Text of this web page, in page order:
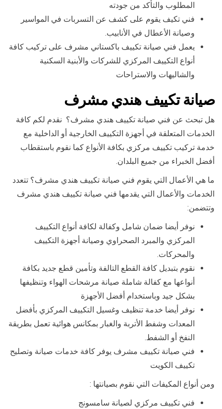
المطلوب والتأكد من جودته
فني تكيف يقوم على كشف عن التسربات في المواسير
وصيانة الأعطال في الأنابيب.
يعمل فني صيانة تكييف باكستاني مشرف على تركيب كافة
أنواع التكييف المركزي للشركات والأبنية السكنية
والشاليهات والاستراحات
صيانة تكييف هندي مشرف
هل تبحث عن فني صيانة تكييف هندي مشرف؟ نقدم لكم كافة
الخدمات المتعلقة في أجهزة التكييف الخارجية أو الداخلية مع
خدمة تركيب تكييف مركزي بكافة الأنواع كما نقوم باستقطاب
أفضل الخبراء من جميع البلدان.
ما هي الأعمال التي يقوم فني صيانة تكييف هندي مشرف؟ تتعدد
الخدمات والأعمال التي يقدمها فني صيانة تكييف هندي مشرف
وتتضمن:
نوفر أيضا ضمان شامل وكفالة لكافة أنواع التكييف
المركزي والمبرد الصحراوي وصيانة أجهزة التكييف
والمحركات.
نقوم بتبديل كافة القطع التالفة وتأمين قطع جديد بكافة
أنواعها مع كفالة شاملة صيانة مرشحات الهواء وتنظيفها
بشكل جيد وباستخدام أفضل الأجهزة
نوفر أيضا خدمة تنظيف وغسيل التكييف المركزي بأفضل
المعدات وشفط الأتربة والغبار بمكانس هوائية تعمل بطريقة
النفخ أو الشفط.
فني صيانة تكييف مشرف يوفر كافة خدمات صيانة وتصليح
تكييف الكويت
ومن أنواع المكيفات التي نقوم بصيانتها :
فني تكييف مركزي لصيانة سامسونج